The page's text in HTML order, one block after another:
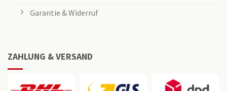
Garantie & Widerruf
ZAHLUNG & VERSAND